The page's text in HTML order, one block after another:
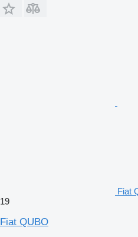
Fiat
19
Fiat QUBO